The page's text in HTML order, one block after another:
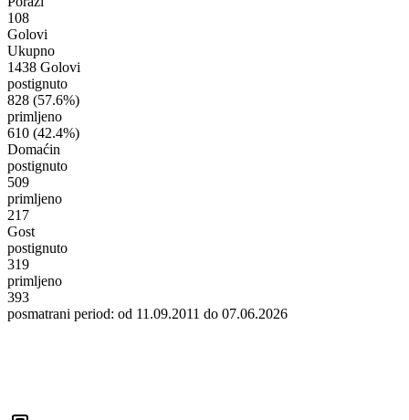
108
Golovi
Ukupno
1438 Golovi
postignuto
828 (57.6%)
primljeno
610 (42.4%)
Domaćin
postignuto
509
primljeno
217
Gost
postignuto
319
primljeno
393
posmatrani period: od 11.09.2011 do 07.06.2026